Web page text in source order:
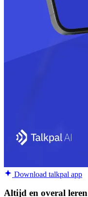
Download talkpal app
Altijd en overal leren